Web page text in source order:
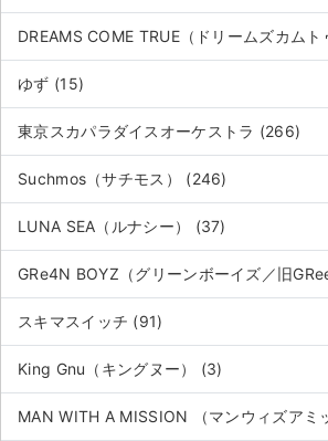
DREAMS COME TRUE（ドリームズカム
ゆず (15)
東京スカパラダイスオーケストラ (266)
Suchmos（サチモス） (246)
LUNA SEA（ルナシー） (37)
GRe4N BOYZ（グリーンボーイズ／旧
スキマスイッチ (91)
King Gnu（キングヌー） (3)
MAN WITH A MISSION （マンウィズアミ